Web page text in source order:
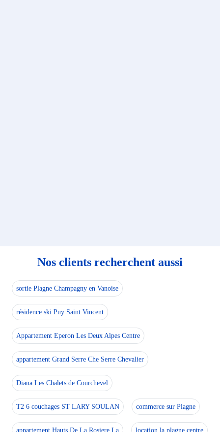
Nos clients recherchent aussi
sortie Plagne Champagny en Vanoise
résidence ski Puy Saint Vincent
Appartement Eperon Les Deux Alpes Centre
appartement Grand Serre Che Serre Chevalier
Diana Les Chalets de Courchevel
T2 6 couchages ST LARY SOULAN commerce sur Plagne
appartement Hauts De La Rosiere La location la plagne centre